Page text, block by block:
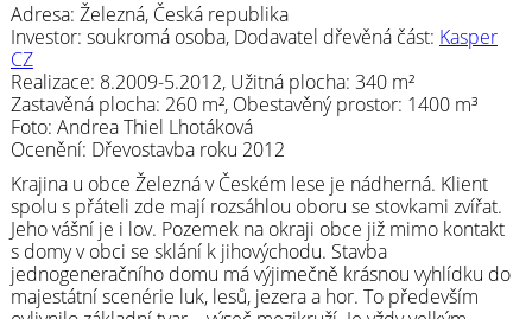
Adresa: Železná, Česká republika
Investor: soukromá osoba, Dodavatel dřevěná část: Kasper
CZ
Realizace: 8.2009-5.2012, Užitná plocha: 340 m²
Zastavěná plocha: 260 m², Obestavěný prostor: 1400 m³
Foto: Andrea Thiel Lhotáková
Ocenění: Dřevostavba roku 2012
Krajina u obce Železná v Českém lese je nádherná. Klient
spolu s přáteli zde mají rozsáhlou oboru se stovkami zvířat.
Jeho vášní je i lov. Pozemek na okraji obce již mimo kontakt
s domy v obci se sklání k jihovýchodu. Stavba
jednogeneračního domu má výjimečně krásnou vyhlídku do
majestátní scenérie luk, lesů, jezera a hor. To především